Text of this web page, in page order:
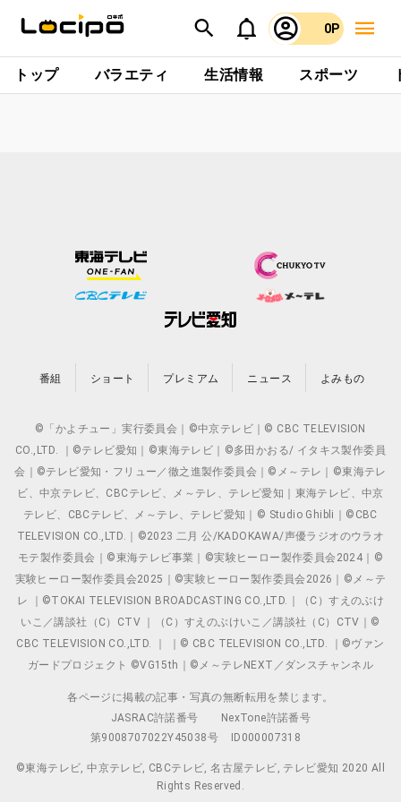
0P
トップ バラエティ 生活情報 スポーツ
番組 ショート プレミアム ニュース よみもの
©「かよチュー」実行委員会｜©中京テレビ｜© CBC TELEVISION
CO.,LTD. ｜©テレビ愛知｜©東海テレビ｜©多田かおる/ イタキス製作委員
会｜©テレビ愛知・フリュー／徹之進製作委員会｜©メ～テレ｜©東海テレ
ビ、中京テレビ、CBCテレビ、メ～テレ、テレビ愛知｜東海テレビ、中京
テレビ、CBCテレビ、メ～テレ、テレビ愛知｜© Studio Ghibli｜©CBC
TELEVISION CO.,LTD.｜©2023 二月 公/KADOKAWA/声優ラジオのウラオ
モテ製作委員会｜©東海テレビ事業｜©実験ヒーロー製作委員会2024｜©
実験ヒーロー製作委員会2025｜©実験ヒーロー製作委員会2026｜©メ～テ
レ ｜©TOKAI TELEVISION BROADCASTING CO.,LTD.｜（C）すえのぶけ
いこ／講談社（C）CTV ｜（C）すえのぶけいこ／講談社（C）CTV｜©
CBC TELEVISION CO.,LTD. ｜ ｜© CBC TELEVISION CO.,LTD. ｜©ヴァン
ガードプロジェクト ©VG15th｜©メ～テレNEXT／ダンスチャンネル
各ページに掲載の記事・写真の無断転用を禁じます。
JASRAC許諾番号
NexTone許諾番号
第9008707022Y45038号
ID000007318
©東海テレビ, 中京テレビ, CBCテレビ, 名古屋テレビ, テレビ愛知 2020 All
Rights Reserved.